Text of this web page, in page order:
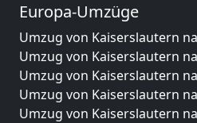
Europa-Umzüge
Umzug von Kaiserslautern
Umzug von Kaiserslautern
Umzug von Kaiserslautern
Umzug von Kaiserslautern
Umzug von Kaiserslautern